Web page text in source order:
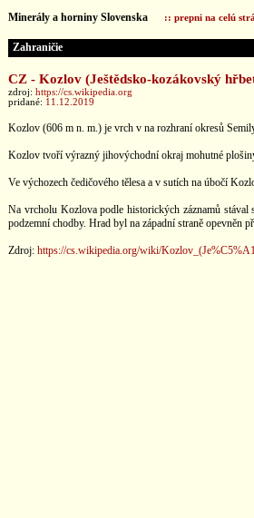
Minerály a horniny Slovenska :: prepni na celú
Zahraničie
CZ - Kozlov (Ještědsko-kozákovský
zdroj: https://cs.wikipedia.org
pridané: 11.12.2019
Kozlov (606 m n. m.) je vrch v na rozhraní okresů
Kozlov tvoří výrazný jihovýchodní okraj mohutné
Ve výchozech čedičového tělesa a v sutích na úbočí
Na vrcholu Kozlova podle historických záznamů
podzemní chodby. Hrad byl na západní straně opevněn
Zdroj: https://cs.wikipedia.org/wiki/